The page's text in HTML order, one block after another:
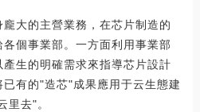
大的主營業務，在芯片制造的
個事業部。一方面利用事業部
生的明確需求來指導芯片設計
有的"造芯"成果應用于云生態建
里去"。